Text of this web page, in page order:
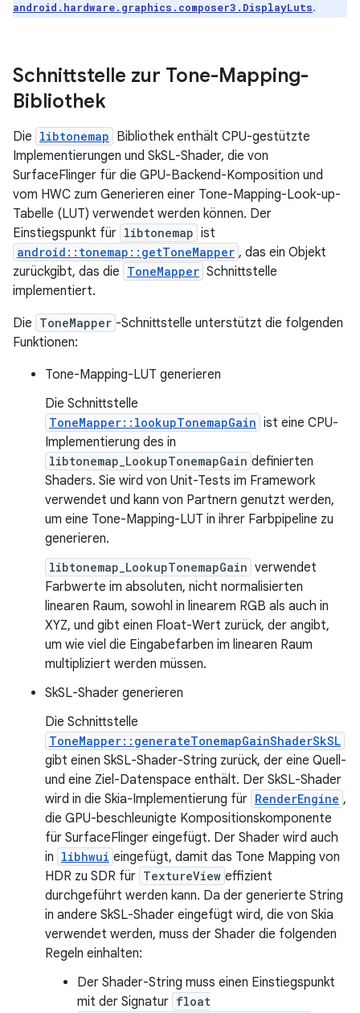
android.hardware.graphics.composer3.DisplayLuts.
Schnittstelle zur Tone-Mapping-
Bibliothek
Die libtonemap Bibliothek enthält CPU-gestützte
Implementierungen und SkSL-Shader, die von
SurfaceFlinger für die GPU-Backend-Komposition und
vom HWC zum Generieren einer Tone-Mapping-Look-up-
Tabelle (LUT) verwendet werden können. Der
Einstiegspunkt für libtonemap ist
android::tonemap::getToneMapper , das ein Objekt
zurückgibt, das die ToneMapper Schnittstelle
implementiert.
Die ToneMapper -Schnittstelle unterstützt die folgenden
Funktionen:
Tone-Mapping-LUT generieren
Die Schnittstelle
ToneMapper::lookupTonemapGain ist eine CPU-
Implementierung des in
libtonemap_LookupTonemapGain definierten
Shaders. Sie wird von Unit-Tests im Framework
verwendet und kann von Partnern genutzt werden,
um eine Tone-Mapping-LUT in ihrer Farbpipeline zu
generieren.
libtonemap_LookupTonemapGain verwendet
Farbwerte im absoluten, nicht normalisierten
linearen Raum, sowohl in linearem RGB als auch in
XYZ, und gibt einen Float-Wert zurück, der angibt,
um wie viel die Eingabefarben im linearen Raum
multipliziert werden müssen.
SkSL-Shader generieren
Die Schnittstelle
ToneMapper::generateTonemapGainShaderSkSL
gibt einen SkSL-Shader-String zurück, der eine Quell-
und eine Ziel-Datenspace enthält. Der SkSL-Shader
wird in die Skia-Implementierung für RenderEngine ,
die GPU-beschleunigte Kompositionskomponente
für SurfaceFlinger eingefügt. Der Shader wird auch
in libhwui eingefügt, damit das Tone Mapping von
HDR zu SDR für TextureView effizient
durchgeführt werden kann. Da der generierte String
in andere SkSL-Shader eingefügt wird, die von Skia
verwendet werden, muss der Shader die folgenden
Regeln einhalten:
Der Shader-String muss einen Einstiegspunkt
mit der Signatur float